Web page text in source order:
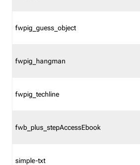
fwpig_guess_object
fwpig_hangman
fwpig_techline
fwb_plus_stepAccessEbook
simple-txt